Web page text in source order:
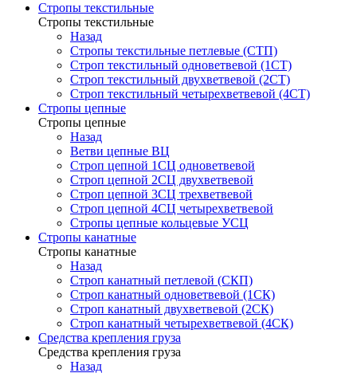
Стропы текстильные
Стропы текстильные
Назад
Стропы текстильные петлевые (СТП)
Строп текстильный одноветвевой (1СТ)
Строп текстильный двухветвевой (2СТ)
Строп текстильный четырехветвевой (4СТ)
Стропы цепные
Стропы цепные
Назад
Ветви цепные ВЦ
Строп цепной 1СЦ одноветвевой
Строп цепной 2СЦ двухветвевой
Строп цепной 3СЦ трехветвевой
Строп цепной 4СЦ четырехветвевой
Стропы цепные кольцевые УСЦ
Стропы канатные
Стропы канатные
Назад
Строп канатный петлевой (СКП)
Строп канатный одноветвевой (1СК)
Строп канатный двухветвевой (2СК)
Строп канатный четырехветвевой (4СК)
Средства крепления груза
Средства крепления груза
Назад